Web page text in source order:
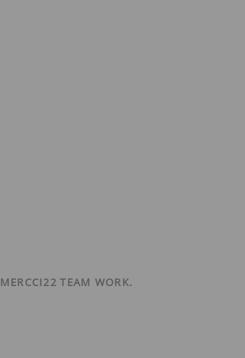
MERCCI22 TEAM WORK.